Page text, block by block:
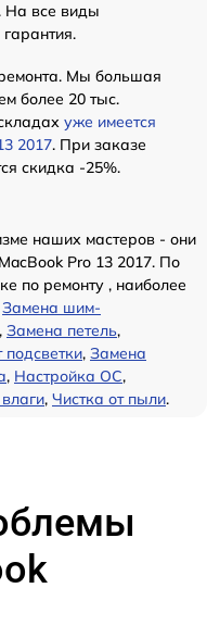
На все виды
Мы большая
более 20 тыс.
уже имеется
2017. При заказе
скидка -25%.
наших мастеров - они
Pro 13 2017. По
по ремонту , наиболее
Замена шим-
, Замена петель,
подсветки, Замена
, Настройка ОС,
, Чистка от пыли.